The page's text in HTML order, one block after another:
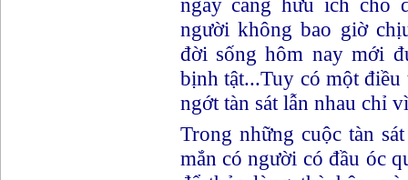
ngày càng hữu ích cho
người không bao giờ
đời sống hôm nay mới
bịnh tật...Tuy có một
ngớt tàn sát lẫn nhau chỉ
Trong những cuộc tàn
mắn có người có đầu óc